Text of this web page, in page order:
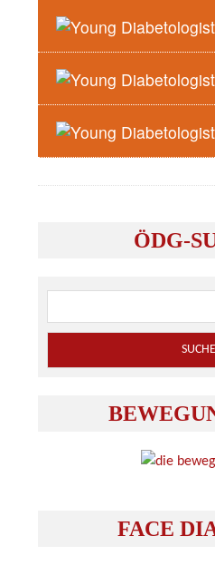
Online https://
zurück zur Übersicht
ÖDG-
FACE